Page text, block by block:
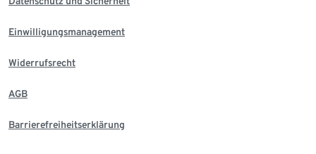
Einwilligungsmanagement
Widerrufsrecht
AGB
Barrierefreiheitserklärung